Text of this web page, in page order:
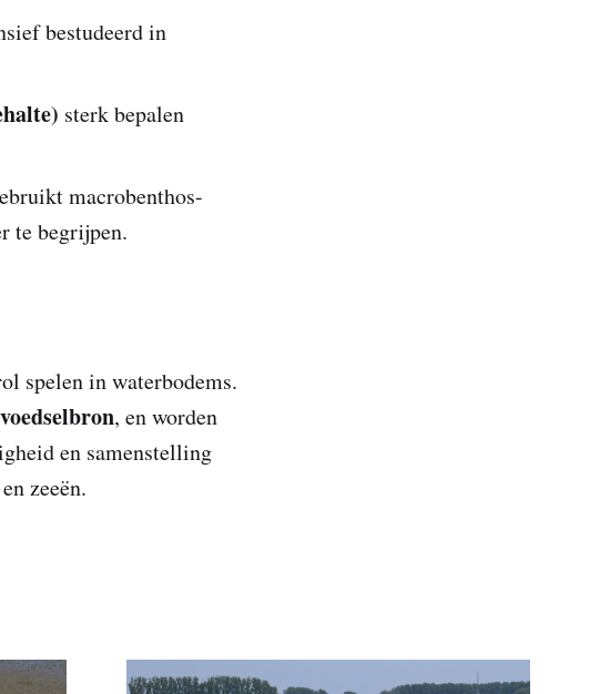
bestudeerd in
sterk bepalen
macrobenthos-
te begrijpen.
spelen in waterbodems.
, en worden
en samenstelling
zeeën.